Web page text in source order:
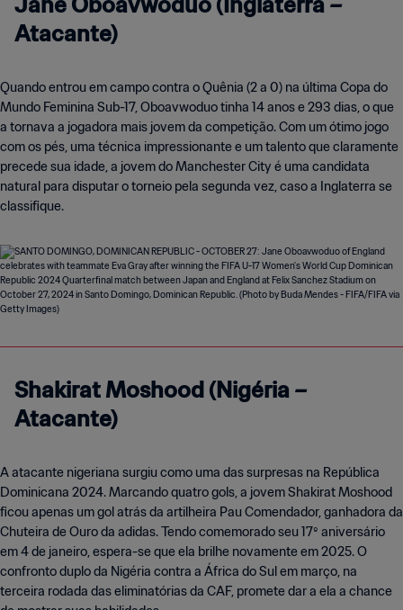
Atacante)
Quando entrou em campo contra o Quênia (2 a 0) na última Copa do
Mundo Feminina Sub-17, Oboavwoduo tinha 14 anos e 293 dias, o que
a tornava a jogadora mais jovem da competição. Com um ótimo jogo
com os pés, uma técnica impressionante e um talento que claramente
precede sua idade, a jovem do Manchester City é uma candidata
natural para disputar o torneio pela segunda vez, caso a Inglaterra se
classifique.
Shakirat Moshood (Nigéria –
Atacante)
A atacante nigeriana surgiu como uma das surpresas na República
Dominicana 2024. Marcando quatro gols, a jovem Shakirat Moshood
ficou apenas um gol atrás da artilheira Pau Comendador, ganhadora da
Chuteira de Ouro da adidas. Tendo comemorado seu 17º aniversário
em 4 de janeiro, espera-se que ela brilhe novamente em 2025. O
confronto duplo da Nigéria contra a África do Sul em março, na
terceira rodada das eliminatórias da CAF, promete dar a ela a chance